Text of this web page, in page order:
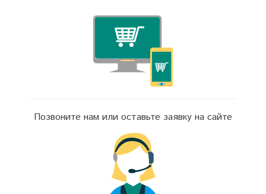
Позвоните нам или оставьте заявку на сайте